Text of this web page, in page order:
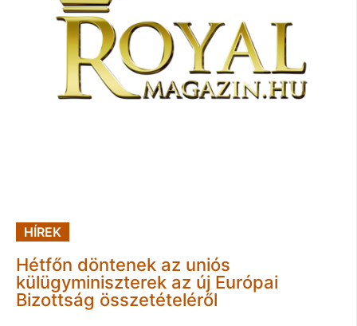
HÍREK
Hétfőn döntenek az uniós
külügyminiszterek az új Európai
Bizottság összetételéről